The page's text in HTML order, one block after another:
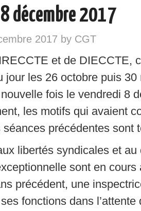
!
8 décembre 2017
2017 by CGT
et de DIECCTE,
jour les 26 octobre puis
fois le vendredi 8
les motifs qui avaient
précédentes sont
libertés syndicales et au
sont en
précédent, une
fonctions dans